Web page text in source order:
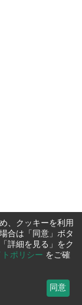
、クッキーを利用
合は「同意」ボタ
詳細を見る」をク
トポリシー をご確
同意